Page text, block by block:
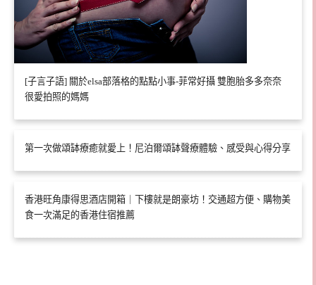
[子言子語] 關於elsa部落格的點點小事-菲常好攝 雙胞胎多多奈奈
很愛拍照的媽媽
第一次做頌缽療癒就愛上！尼泊爾頌缽聲療體驗、感受與心得分享
香港旺角康得思酒店開箱｜下樓就是朗豪坊！交通超方便、購物美
食一次滿足的香港住宿推薦